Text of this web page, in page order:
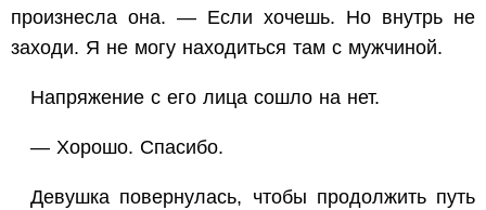
произнесла она. — Если хочешь. Но внутрь не
заходи. Я не могу находиться там с мужчиной.
Напряжение с его лица сошло на нет.
— Хорошо. Спасибо.
Девушка повернулась, чтобы продолжить путь